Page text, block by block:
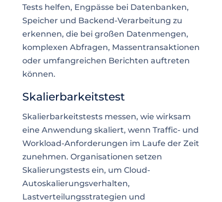
Tests helfen, Engpässe bei Datenbanken,
Speicher und Backend-Verarbeitung zu
erkennen, die bei großen Datenmengen,
komplexen Abfragen, Massentransaktionen
oder umfangreichen Berichten auftreten
können.
Skalierbarkeitstest
Skalierbarkeitstests messen, wie wirksam
eine Anwendung skaliert, wenn Traffic- und
Workload-Anforderungen im Laufe der Zeit
zunehmen. Organisationen setzen
Skalierungstests ein, um Cloud-
Autoskalierungsverhalten,
Lastverteilungsstrategien und